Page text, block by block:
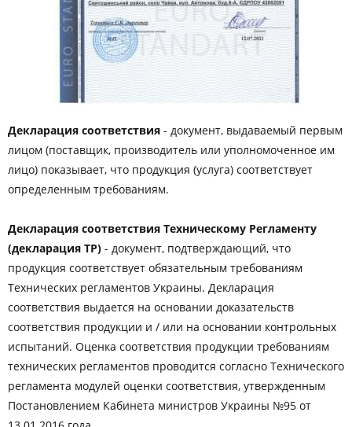
Декларация соответствия - документ, выдаваемый первым
лицом (поставщик, производитель или уполномоченное им
лицо) показывает, что продукция (услуга) соответствует
определенным требованиям.
Декларация соответствия Техническому Регламенту
(декларация ТР) - документ, подтверждающий, что
продукция соответствует обязательным требованиям
Технических регламентов Украины. Декларация
соответствия выдается на основании доказательств
соответствия продукции и / или на основании контрольных
испытаний. Оценка соответствия продукции требованиям
технических регламентов проводится согласно Технического
регламента модулей оценки соответствия, утвержденным
Постановлением Кабинета министров Украины №95 от